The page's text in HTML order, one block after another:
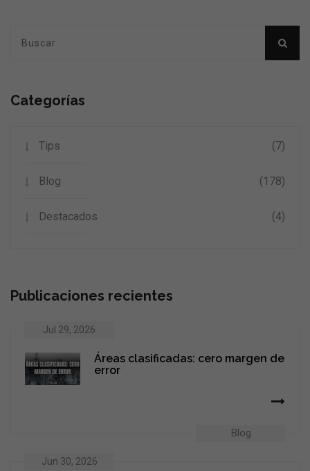
Categorías
Tips (7)
Blog (178)
Destacados (4)
Publicaciones recientes
Jul 29, 2026
Blog
Áreas clasificadas: cero margen de
error
Jun 30, 2026